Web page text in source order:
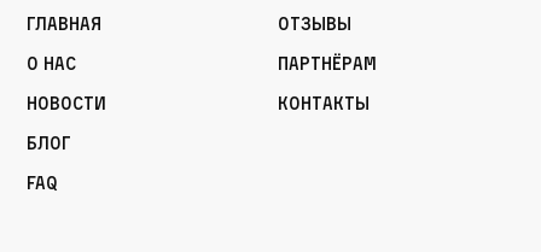
Главная
О нас
Новости
Блог
FAQ
Отзывы
Партнёрам
Контакты